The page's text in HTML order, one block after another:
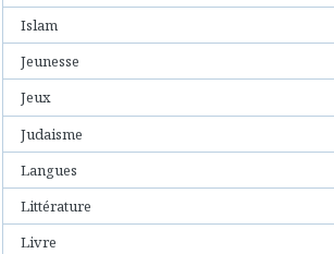
Islam
Jeunesse
Jeux
Judaisme
Langues
Littérature
Livre